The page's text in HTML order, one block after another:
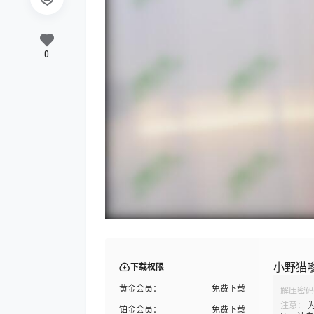
下载权限
黄金会员：
免费下载
铂金会员：
免费下载
小野猫
解压密
注意：
0